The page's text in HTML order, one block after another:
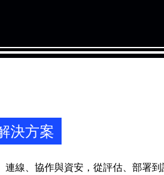
決方案
連線、協作與資安，從評估、部署